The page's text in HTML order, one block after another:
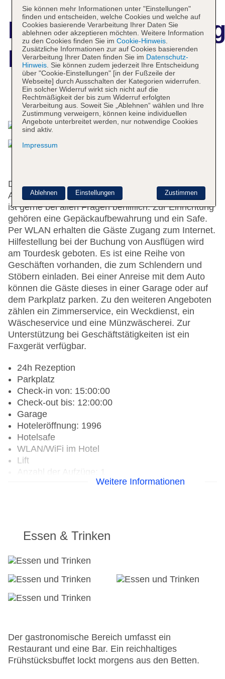
Hotel St. George
Das bietet Ihre Unterkunft
Das Hotel bietet 53 Zimmer und verfügt über einen
Aufzug. Das freundliche Personal an der Rezeption
ist gerne bei allen Fragen behilflich. Zur Einrichtung
gehören eine Gepäckaufbewahrung und ein Safe.
Per WLAN erhalten die Gäste Zugang zum Internet.
Hilfestellung bei der Buchung von Ausflügen wird
am Tourdesk geboten. Es ist eine Reihe von
Geschäften vorhanden, die zum Schlendern und
Stöbern einladen. Bei einer Anreise mit dem Auto
können die Gäste dieses in einer Garage oder auf
dem Parkplatz parken. Zu den weiteren Angeboten
zählen ein Zimmerservice, ein Weckdienst, ein
Wäscheservice und eine Münzwäscherei. Zur
Unterstützung bei Geschäftstätigkeiten ist ein
Faxgerät verfügbar.
24h Rezeption
Parkplatz
Check-in von: 15:00:00
Check-out bis: 12:00:00
Garage
Hoteleröffnung: 1996
Hotelsafe
WLAN/WiFi im Hotel
Lift
Anzahl der Aufzüge: 1
Visa
Landeskategorie: 3 Sterne
Weitere Informationen
Essen & Trinken
Der gastronomische Bereich umfasst ein
Restaurant und eine Bar. Ein reichhaltiges
Frühstücksbuffet lockt morgens aus den Betten.
Sie können mehr Informationen unter "Einstellungen"
finden und entscheiden, welche Cookies und welche auf
Cookies basierende Verarbeitung Ihrer Daten Sie
ablehnen oder akzeptieren möchten. Weitere Information
zu den Cookies finden Sie im Cookie-Hinweis.
Zusätzliche Informationen zur auf Cookies basierenden
Verarbeitung Ihrer Daten finden Sie im Datenschutz-
Hinweis. Sie können zudem jederzeit Ihre Entscheidung
über "Cookie-Einstellungen" [in der Fußzeile der
Webseite] durch Ausschalten der Kategorien widerrufen.
Ein solcher Widerruf wirkt sich nicht auf die
Rechtmäßigkeit der bis zum Widerruf erfolgten
Verarbeitung aus. Soweit Sie „Ablehnen“ wählen und Ihre
Zustimmung verweigern, können keine individuellen
Angebote unterbreitet werden, nur notwendige Cookies
sind aktiv.
Impressum
Zustimmen
Ablehnen Einstellungen